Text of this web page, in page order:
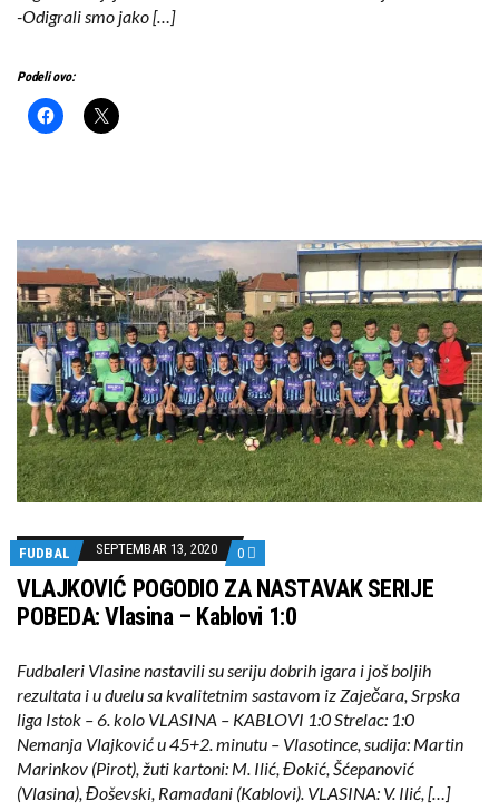
-Odigrali smo jako […]
Podeli ovo:
FUDBAL SEPTEMBAR 13, 2020 0
VLAJKOVIĆ POGODIO ZA NASTAVAK SERIJE
POBEDA: Vlasina – Kablovi 1:0
Fudbaleri Vlasine nastavili su seriju dobrih igara i još boljih
rezultata i u duelu sa kvalitetnim sastavom iz Zaječara, Srpska
liga Istok – 6. kolo VLASINA – KABLOVI 1:0 Strelac: 1:0
Nemanja Vlajković u 45+2. minutu – Vlasotince, sudija: Martin
Marinkov (Pirot), žuti kartoni: M. Ilić, Đokić, Šćepanović
(Vlasina), Đoševski, Ramadani (Kablovi). VLASINA: V. Ilić, […]